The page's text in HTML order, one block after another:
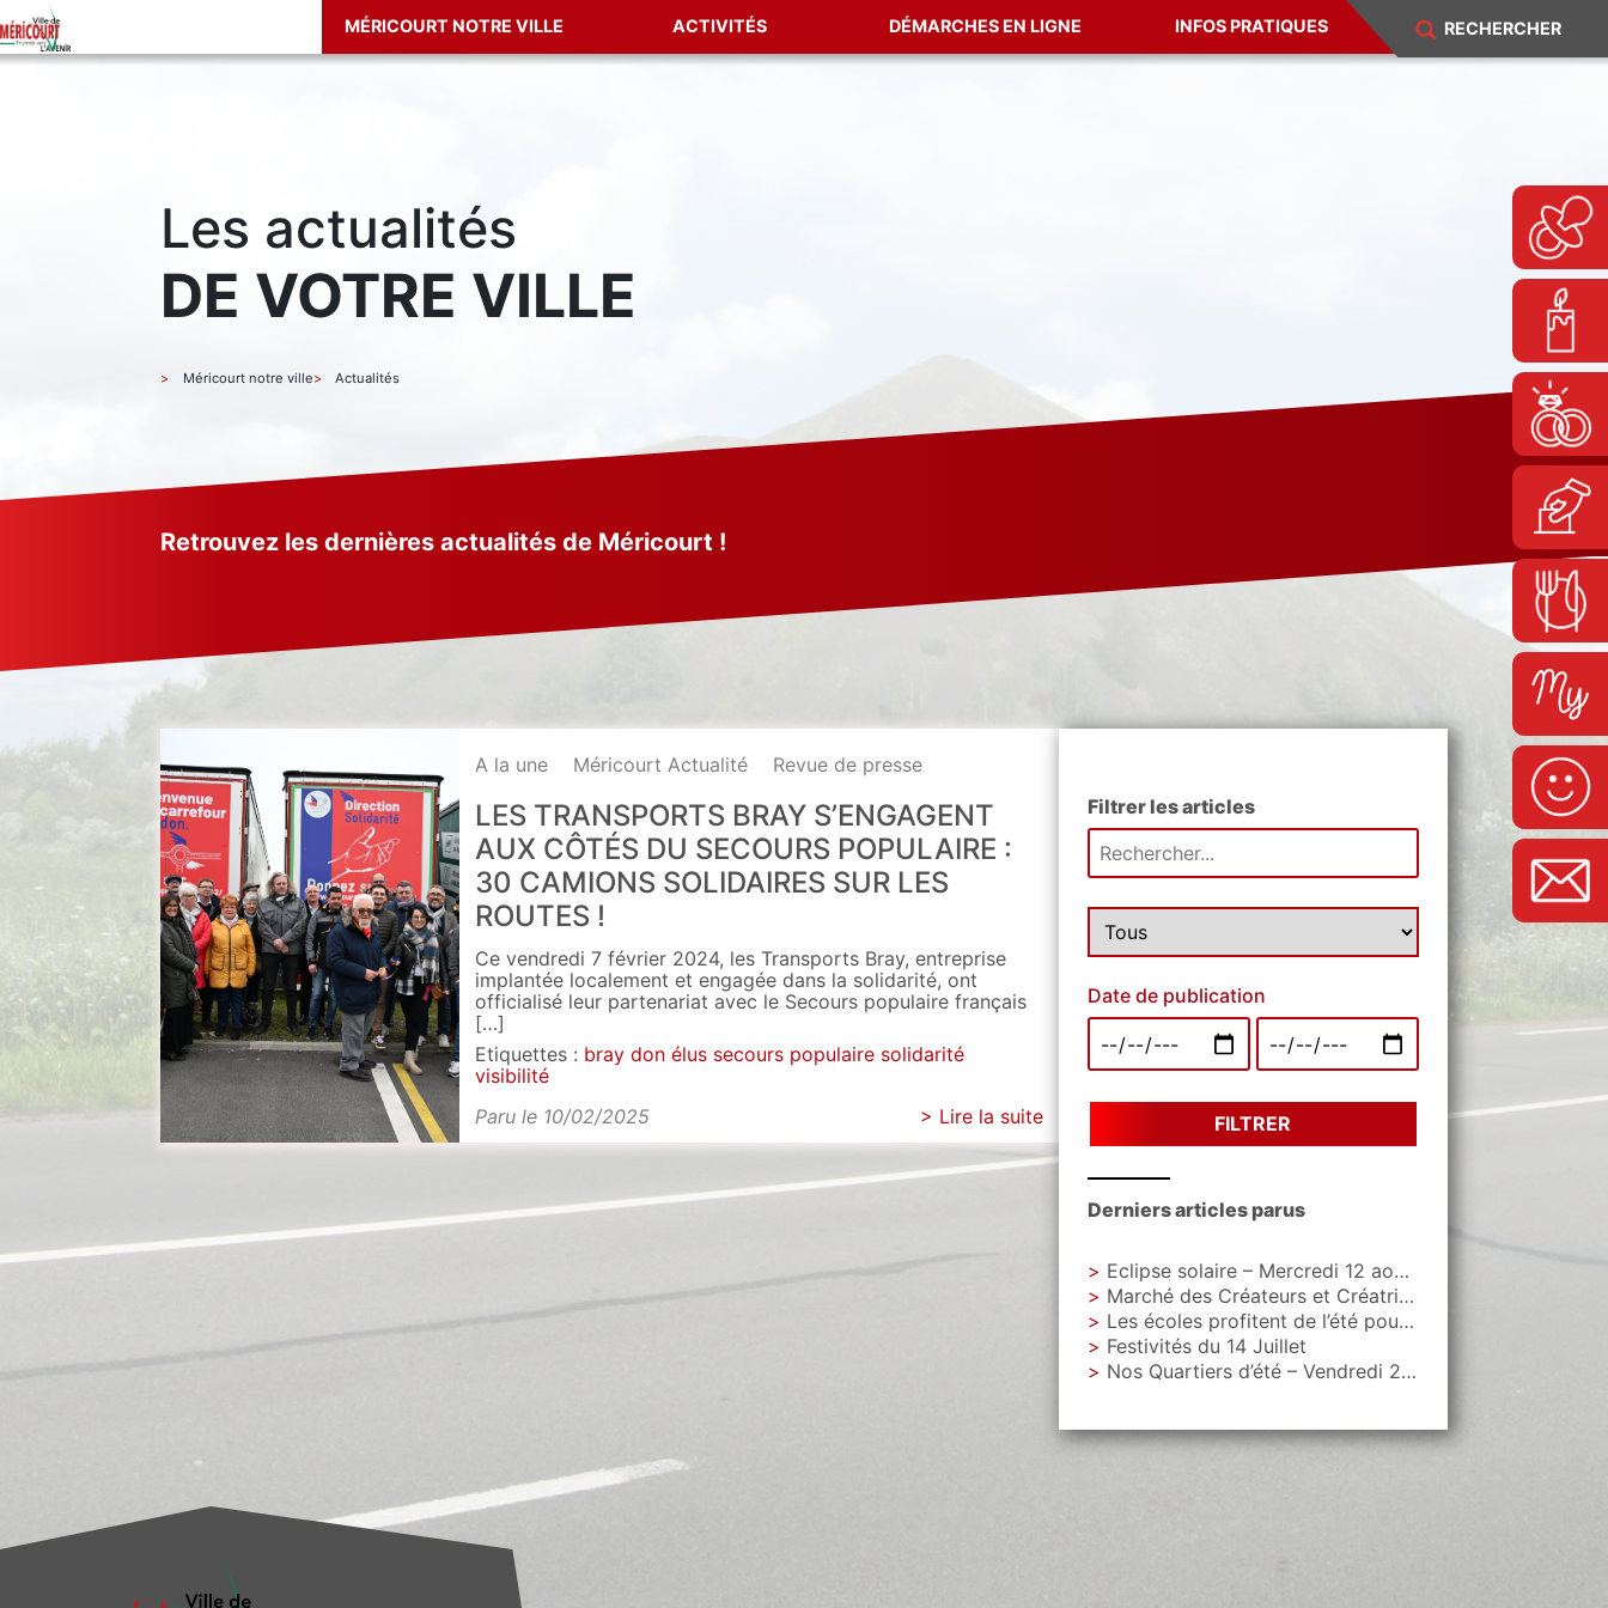
MÉRICOURT NOTRE VILLE ACTIVITÉS DÉMARCHES EN LIGNE INFOS PRATIQUES
Les actualités
DE VOTRE VILLE
Méricourt notre ville Actualités
Retrouvez les dernières actualités de Méricourt !
A la une Méricourt Actualité Revue de presse
LES TRANSPORTS BRAY S’ENGAGENT
AUX CÔTÉS DU SECOURS POPULAIRE :
30 CAMIONS SOLIDAIRES SUR LES
ROUTES !
Ce vendredi 7 février 2024, les Transports Bray, entreprise
implantée localement et engagée dans la solidarité, ont
officialisé leur partenariat avec le Secours populaire français
[…]
Etiquettes : bray don élus secours populaire solidarité
visibilité
Paru le 10/02/2025
> Lire la suite
Filtrer les articles
Date de publication
FILTRER
Derniers articles parus
Eclipse solaire – Mercredi 12 aout – Parc Letoquart
Marché des Créateurs et Créatrices – Vendredi 4 septembre – Parvis de La Gare
Les écoles profitent de l’été pour faire peau neuve
Festivités du 14 Juillet
Nos Quartiers d’été – Vendredi 28 août, Parvis de La Gare